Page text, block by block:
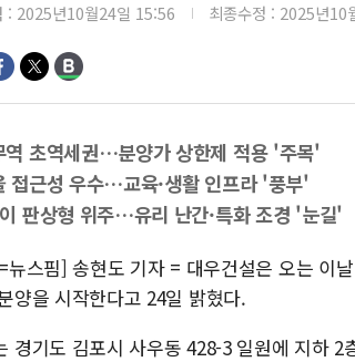
: 2025년10월24일 15:56 최종수정 : 2025년10
역 초역세권…분양가 상한제 적용 '주목'
접근성 우수…교육·생활 인프라 '풍부'
판상형 위주…유리 난간·특화 조경 '눈길'
뉴스핌] 송현도 기자 = 대우건설은 오는 이
양을 시작한다고 24일 밝혔다.
경기도 김포시 사우동 428-3 일원에 지하